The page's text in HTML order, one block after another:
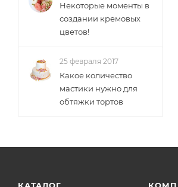
Некоторые моменты в
создании кремовых
цветов!
25 февраля 2017
Какое количество
мастики нужно для
обтяжки тортов